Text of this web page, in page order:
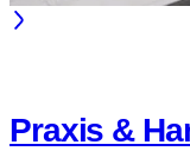
Praxis &